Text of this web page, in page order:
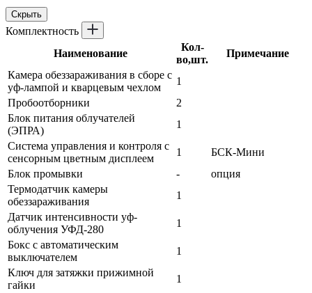
Скрыть
Комплектность
Наименование
Кол-
во,шт.
Примечание
Камера обеззараживания в сборе с
уф-лампой и кварцевым чехлом
1
Пробоотборники
2
Блок питания облучателей
(ЭПРА)
1
Система управления и контроля с
сенсорным цветным дисплеем
1
БСК-Мини
Блок промывки
-
опция
Термодатчик камеры
обеззараживания
1
Датчик интенсивности уф-
облучения УФД-280
1
Бокс с автоматическим
выключателем
1
Ключ для затяжки прижимной
гайки
1